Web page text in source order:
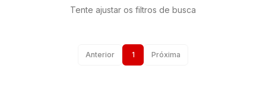
Tente ajustar os filtros de busca
Anterior 1 Próxima